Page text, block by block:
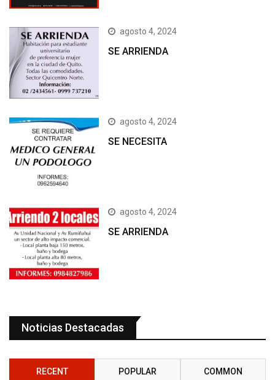
agosto 4, 2024
SE ARRIENDA
agosto 4, 2024
SE NECESITA
agosto 4, 2024
SE ARRIENDA
Noticias Destacadas
RECENT POPULAR COMMON